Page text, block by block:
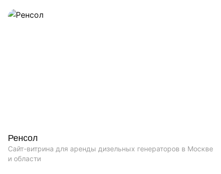
Ренсол
Сайт-витрина для аренды дизельных генераторов в Москве
и области